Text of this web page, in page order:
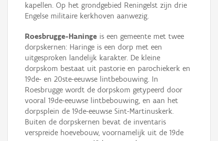
kapellen. Op het grondgebied Reningelst zijn drie
Engelse militaire kerkhoven aanwezig.
Roesbrugge-Haninge is een gemeente met twee
dorpskernen: Haringe is een dorp met een
uitgesproken landelijk karakter. De kleine
dorpskom bestaat uit pastorie en parochiekerk en
19de- en 20ste-eeuwse lintbebouwing. In
Roesbrugge wordt de dorpskom getypeerd door
vooral 19de-eeuwse lintbebouwing, en aan het
dorpsplein de 19de-eeuwse Sint-Martinuskerk.
Buiten de dorpskernen bevat de inventaris
verspreide hoevebouw, voornamelijk uit de 19de